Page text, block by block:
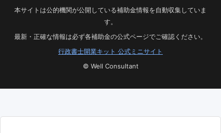
本サイトは公的機関が公開している補助金情報を自動収集していま
す。
最新・正確な情報は必ず各補助金の公式ページでご確認ください。
行政書士開業キット 公式ミニサイト
© Well Consultant